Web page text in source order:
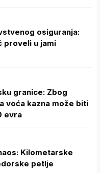
osiguranja:
proveli u jami
granice: Zbog
voća kazna može biti
evra
Kilometarske
petlje